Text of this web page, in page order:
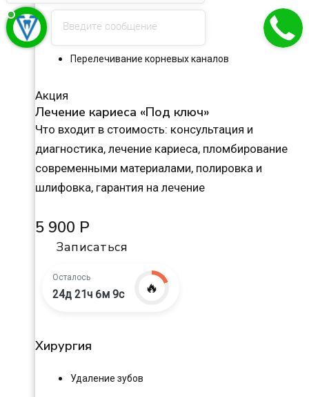
Удаление зубного нерва
Перелечивание корневых каналов
Акция
Лечение кариеса «Под ключ»
Что входит в стоимость: консультация и
диагностика, лечение кариеса, пломбирование
современными материалами, полировка и
шлифовка, гарантия на лечение
5 900 Р
Записаться
Осталось
24д 21ч 6м 8с 🔥
Хирургия
Удаление зубов
Введите сообщение